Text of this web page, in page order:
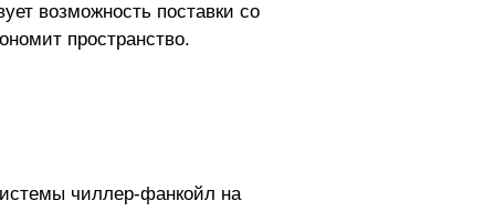
возможность поставки со
пространство.
чиллер-фанкойл на